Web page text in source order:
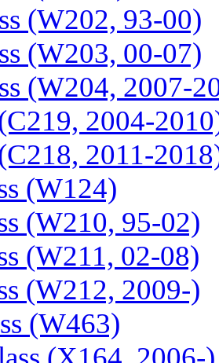
(W202, 93-00)
(W203, 00-07)
(W204, 2007-
2004-
2011-
(W124)
(W210, 95-02)
(W211, 02-08)
(W212, 2009-)
(W463)